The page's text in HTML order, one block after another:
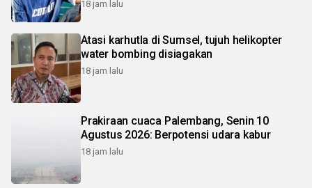
18 jam lalu
Atasi karhutla di Sumsel, tujuh helikopter
water bombing disiagakan
18 jam lalu
Prakiraan cuaca Palembang, Senin 10
Agustus 2026: Berpotensi udara kabur
18 jam lalu